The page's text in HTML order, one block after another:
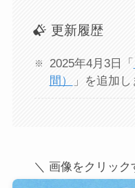
更新履歴
2025年4月3日「
間）
」を追加し
＼ 画像をクリッ